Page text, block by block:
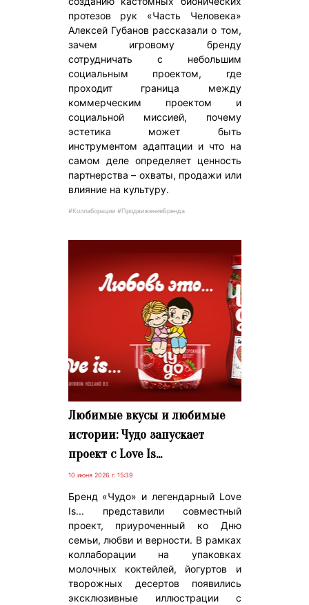
протезов рук «Часть Человека»
Алексей Губанов рассказали о том,
зачем игровому бренду
сотрудничать с небольшим
социальным проектом, где
проходит граница между
коммерческим проектом и
социальной миссией, почему
эстетика может быть
инструментом адаптации и что на
самом деле определяет ценность
партнерства – охваты, продажи или
влияние на культуру.
#Коллаборации #ПродвижениеБренда
Любимые вкусы и любимые
истории: Чудо запускает
проект с Love Is...
10 июня 2026 г. 15:39
Бренд «Чудо» и легендарный Love
Is... представили совместный
проект, приуроченный ко Дню
семьи, любви и верности. В рамках
коллаборации на упаковках
молочных коктейлей, йогуртов и
творожных десертов появились
эксклюзивные иллюстрации с